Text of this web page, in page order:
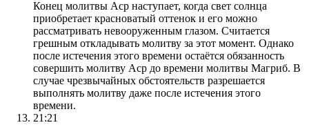
Конец молитвы Аср наступает, когда свет солнца
приобретает красноватый оттенок и его можно
рассматривать невооруженным глазом. Считается
грешным откладывать молитву за этот момент. Однако
после истечения этого времени остаётся обязанность
совершить молитву Аср до времени молитвы Магриб. В
случае чрезвычайных обстоятельств разрешается
выполнять молитву даже после истечения этого
времени.
21:21